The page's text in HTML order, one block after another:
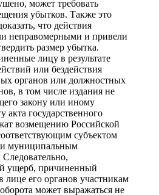
может требовать
убытков. Также это
что действия
неправомерными и привели
размер убытка.
лицу в результате
или бездействия
органов или должностных
в том числе издания не
закону или иному
акта государственного
возмещению Российской
субъектом
муниципальным
ущерб, причиненный
лице его органов участникам
может выражаться не